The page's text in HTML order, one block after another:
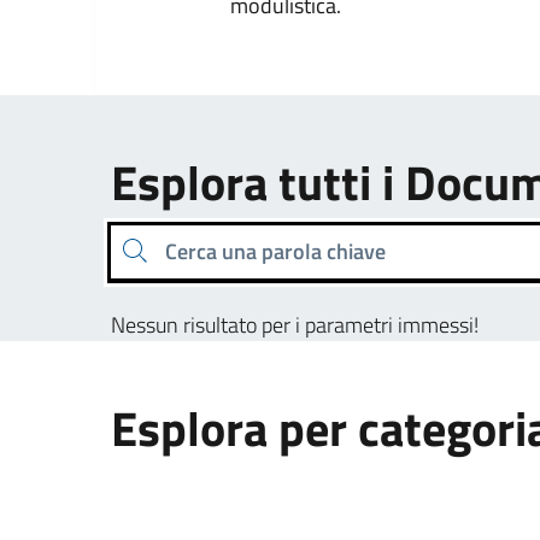
Esplora tutti i
Cerca una parola chiave
Nessun risultato per i parametri immessi!
Esplora per